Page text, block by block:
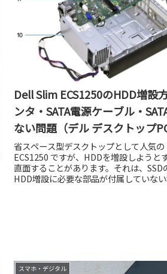
Dell Slim ECS1250のHDD増設
ンタ・SATA電源ケーブル・
ない問題（デル デスクトップ
しました
省スペース型デスクトップとして人気
ECS1250 ですが、HDDを増設しようと
直面することがあります。それは、
HDD増設に必要な部品が付属していな
スマホ・デジタル